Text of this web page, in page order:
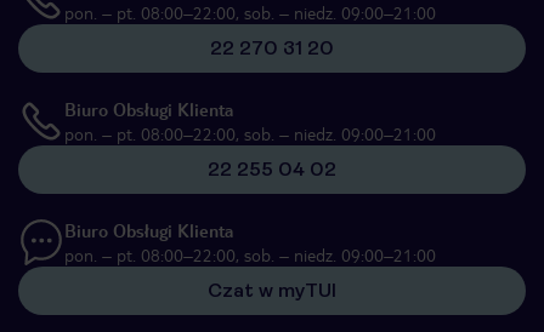
pon. – pt. 08:00–22:00, sob. – niedz. 09:00–21:00
22 270 31 20
Biuro Obsługi Klienta
pon. – pt. 08:00–22:00, sob. – niedz. 09:00–21:00
22 255 04 02
Biuro Obsługi Klienta
pon. – pt. 08:00–22:00, sob. – niedz. 09:00–21:00
Czat w myTUI